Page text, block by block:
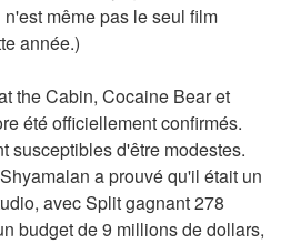
même pas le seul film
année.)
the Cabin, Cocaine Bear et
été officiellement confirmés.
susceptibles d'être modestes.
a prouvé qu'il était un
avec Split gagnant 278
budget de 9 millions de dollars,